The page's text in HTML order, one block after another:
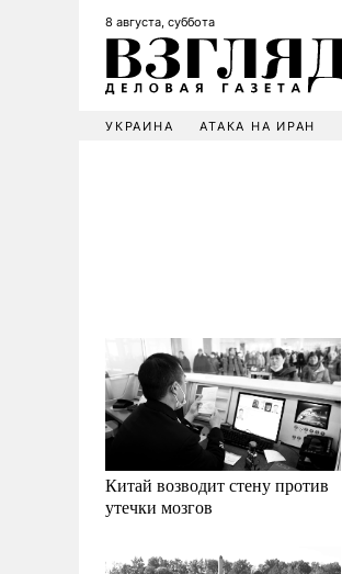
8 августа, суббота
УКРАИНА АТАКА НА ИРАН
Китай возводит стену против
утечки мозгов